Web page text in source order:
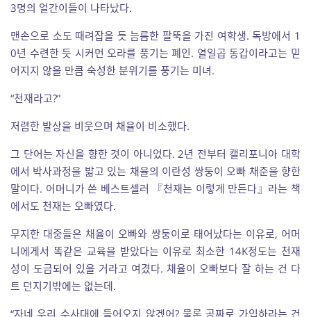
3명의 얼간이들이 나타났다.
맨손으로 소도 때려잡을 듯 늠름한 팔뚝을 가진 여학생. 독방에서 1
0년 수련한 듯 시커먼 오라를 풍기는 폐인. 열일곱 동갑이라고는 믿
어지지 않을 만큼 숙성한 분위기를 풍기는 미녀.
“천재라고?”
저렴한 발상을 비웃으며 채율이 비소했다.
그 단어는 자신을 향한 것이 아니었다. 2년 전부터 캘리포니아 대학
에서 박사과정을 밟고 있는 채율의 이란성 쌍둥이 오빠 채준을 향한
말이다. 어머니가 쓴 베스트셀러 『천재는 이렇게 만든다』라는 책
에서도 천재는 오빠였다.
무지한 대중들은 채율이 오빠와 쌍둥이로 태어났다는 이유로, 어머
니에게서 똑같은 교육을 받았다는 이유로 최소한 14K정도는 천재
성이 도금되어 있을 거라고 여겼다. 채율이 오빠보다 잘 하는 건 다
트 던지기밖에는 없는데.
“자네 우리 수사대에 들어오지 않겠어? 물론 공짜로 가입하라는 건